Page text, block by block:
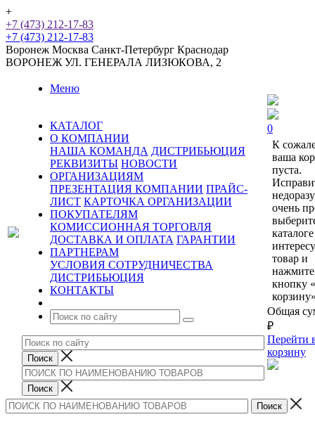
+
+7 (473) 212-17-83
+7 (473) 212-17-83
Воронеж Москва Санкт-Петербург Краснодар
ВОРОНЕЖ УЛ. ГЕНЕРАЛА ЛИЗЮКОВА, 2
Меню
КАТАЛОГ
О КОМПАНИИ
НАША КОМАНДА ДИСТРИБЬЮЦИЯ
РЕКВИЗИТЫ НОВОСТИ
ОРГАНИЗАЦИЯМ
ПРЕЗЕНТАЦИЯ КОМПАНИИ ПРАЙС-
ЛИСТ КАРТОЧКА ОРГАНИЗАЦИИ
ПОКУПАТЕЛЯМ
КОМИССИОННАЯ ТОРГОВЛЯ
ДОСТАВКА И ОПЛАТА ГАРАНТИИ
ПАРТНЕРАМ
УСЛОВИЯ СОТРУДНИЧЕСТВА
ДИСТРИБЬЮЦИЯ
КОНТАКТЫ
0
К
ваша
пуста.
очень
каталоге
товар и
нажмите
кнопку
Общая
₽
Перейти
корзину